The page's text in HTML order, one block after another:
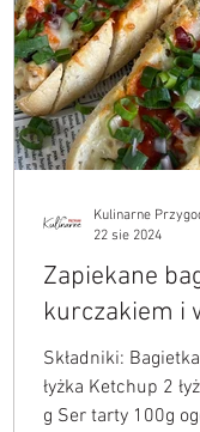
Zapiekane
kurczakiem i
Składniki:
łyżka Ketchup 2
g Ser tarty 100g
Kulinarne
22 sie 2024